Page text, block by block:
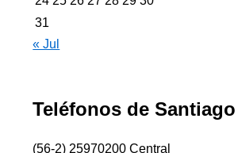
31
« Jul
Teléfonos de Santiago
(56-2) 25970200 Central